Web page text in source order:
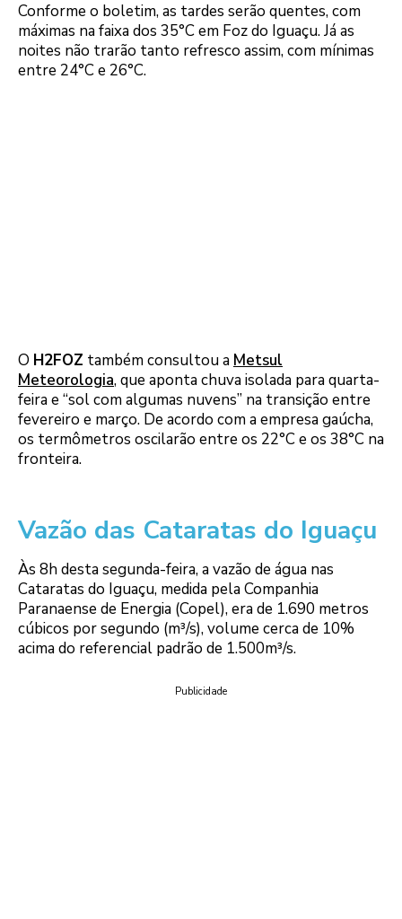
Conforme o boletim, as tardes serão quentes, com
máximas na faixa dos 35°C em Foz do Iguaçu. Já as
noites não trarão tanto refresco assim, com mínimas
entre 24°C e 26°C.
O H2FOZ também consultou a Metsul
Meteorologia, que aponta chuva isolada para quarta-
feira e “sol com algumas nuvens” na transição entre
fevereiro e março. De acordo com a empresa gaúcha,
os termômetros oscilarão entre os 22°C e os 38°C na
fronteira.
Vazão das Cataratas do Iguaçu
Às 8h desta segunda-feira, a vazão de água nas
Cataratas do Iguaçu, medida pela Companhia
Paranaense de Energia (Copel), era de 1.690 metros
cúbicos por segundo (m³/s), volume cerca de 10%
acima do referencial padrão de 1.500m³/s.
Publicidade